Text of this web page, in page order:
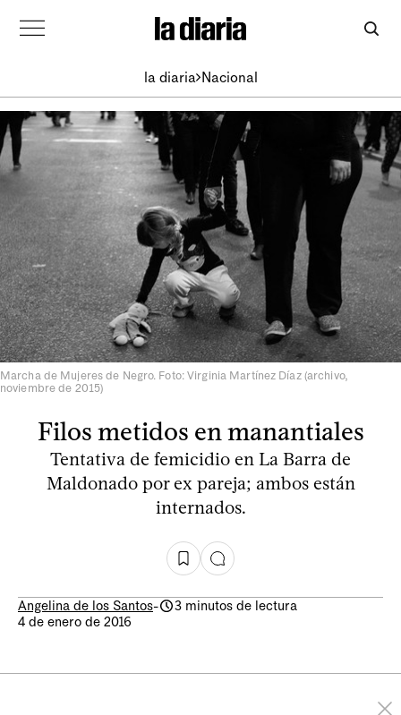
la diaria Nacional
Marcha de Mujeres de Negro. Foto: Virginia Martínez Díaz (archivo,
noviembre de 2015)
Filos metidos en manantiales
Tentativa de femicidio en La Barra de
Maldonado por ex pareja; ambos están
internados.
Angelina de los Santos-
3 minutos de lectura
4 de enero de 2016